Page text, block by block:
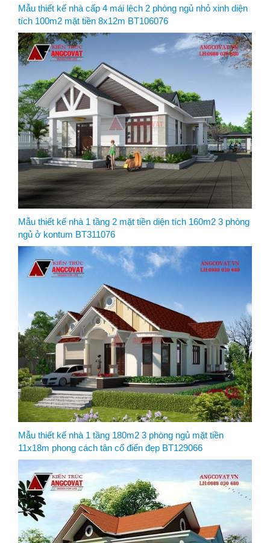
Mẫu thiết kế nhà cấp 4 mái lệch 2 phòng ngủ nhỏ xinh diện
tích 100m2 mặt tiền 8x12m BT106076
Mẫu thiết kế nhà 1 tầng 2 mặt tiền diện tích 160m2 3 phòng
ngủ ở kontum BT311076
Mẫu thiết kế nhà 1 tầng 180m2 3 phòng ngủ mặt tiền
11x18m phong cách tân cổ điển đẹp BT129066